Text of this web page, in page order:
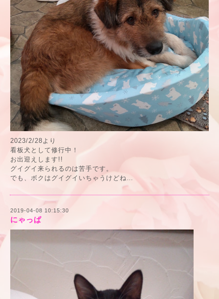
2023/2/28より
看板犬として修行中！
お出迎えします!!
グイグイ来られるのは苦手です。
でも、ボクはグイグイいちゃうけどね…
2019-04-08 10:15:30
にゃっぱ